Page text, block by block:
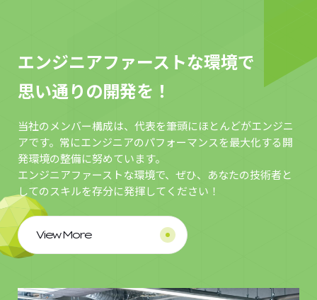
エンジニアファーストな環境で
思い通りの開発を！
当社のメンバー構成は、代表を筆頭にほとんどがエンジニ
アです。常にエンジニアのパフォーマンスを最大化する開
発環境の整備に努めています。
エンジニアファーストな環境で、ぜひ、あなたの技術者と
してのスキルを存分に発揮してください！
View More